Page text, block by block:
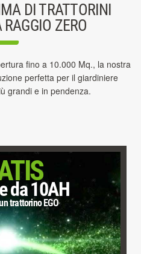
DI TRATTORINI
ZERO
fino a 10.000 Mq., la nostra
perfetta per il giardiniere
grandi e in pendenza.
da 10AH
trattorino EGO